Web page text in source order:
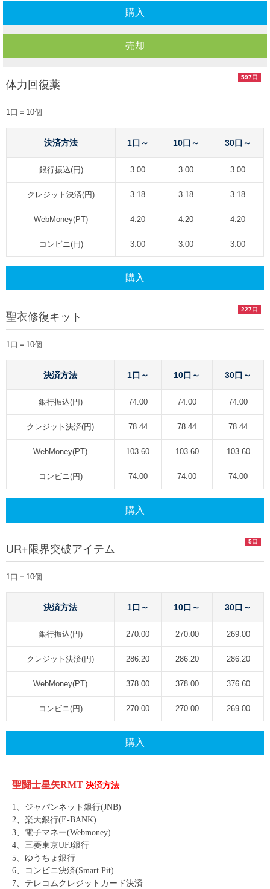
購入
売却
597口
体力回復薬
1口＝10個
決済方法 1口～ 10口～ 30口～
銀行振込(円) 3.00 3.00 3.00
クレジット決済(円) 3.18 3.18 3.18
WebMoney(PT) 4.20 4.20 4.20
コンビニ(円) 3.00 3.00 3.00
購入
227口
聖衣修復キット
1口＝10個
決済方法 1口～ 10口～ 30口～
銀行振込(円) 74.00 74.00 74.00
クレジット決済(円) 78.44 78.44 78.44
WebMoney(PT) 103.60 103.60 103.60
コンビニ(円) 74.00 74.00 74.00
購入
5口
UR+限界突破アイテム
1口＝10個
決済方法 1口～ 10口～ 30口～
銀行振込(円) 270.00 270.00 269.00
クレジット決済(円) 286.20 286.20 286.20
WebMoney(PT) 378.00 378.00 376.60
コンビニ(円) 270.00 270.00 269.00
購入
聖闘士星矢RMT 決済方法
1、ジャパンネット銀行(JNB)
2、楽天銀行(E-BANK)
3、電子マネー(Webmoney)
4、三菱東京UFJ銀行
5、ゆうちょ銀行
6、コンビニ決済(Smart Pit)
7、テレコムクレジットカード決済